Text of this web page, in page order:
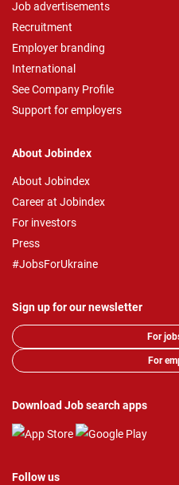
Job advertisements
Recruitment
Employer branding
International
See Company Profile
Support for employers
About Jobindex
About Jobindex
Career at Jobindex
For investors
Press
#JobsForUkraine
Sign up for our newsletter
For
For
Download Job search apps
Follow us